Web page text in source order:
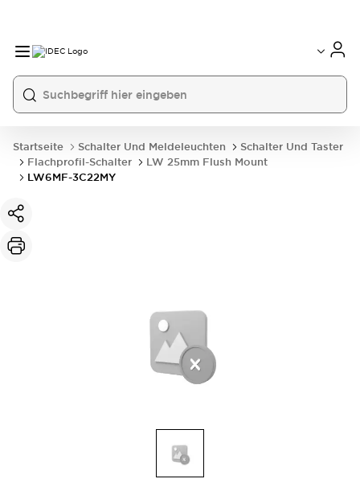
Startseite Schalter Und Meldeleuchten
Schalter Und Taster
Flachprofil-Schalter
LW 25mm Flush Mount
LW6MF-3C22MY